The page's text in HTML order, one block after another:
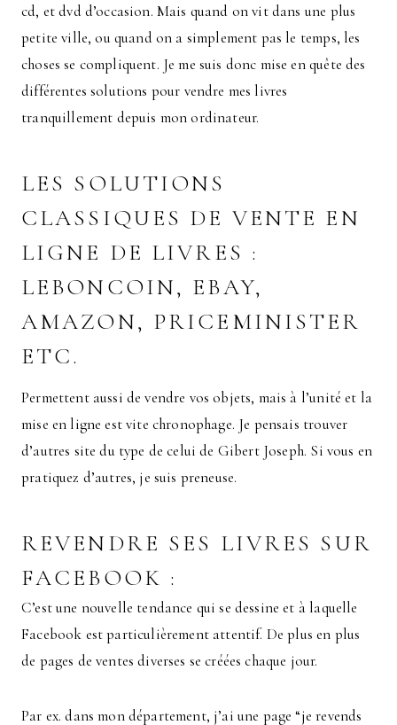
cd, et dvd d’occasion. Mais quand on vit dans une plus
petite ville, ou quand on a simplement pas le temps, les
choses se compliquent. Je me suis donc mise en quête des
différentes solutions pour vendre mes livres
tranquillement depuis mon ordinateur.
LES SOLUTIONS
CLASSIQUES DE VENTE EN
LIGNE DE LIVRES :
LEBONCOIN, EBAY,
AMAZON, PRICEMINISTER
ETC.
Permettent aussi de vendre vos objets, mais à l’unité et la
mise en ligne est vite chronophage. Je pensais trouver
d’autres site du type de celui de Gibert Joseph. Si vous en
pratiquez d’autres, je suis preneuse.
REVENDRE SES LIVRES SUR
FACEBOOK :
C’est une nouvelle tendance qui se dessine et à laquelle
Facebook est particulièrement attentif. De plus en plus
de pages de ventes diverses se créées chaque jour.
Par ex. dans mon département, j’ai une page “je revends